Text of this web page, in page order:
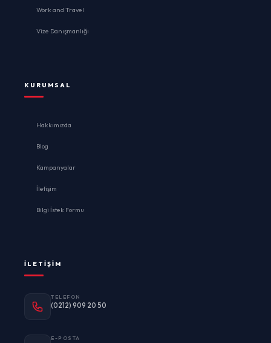
Work and Travel
Vize Danışmanlığı
KURUMSAL
Hakkımızda
Blog
Kampanyalar
İletişim
Bilgi İstek Formu
İLETIŞIM
TELEFON
(0212) 909 20 50
E-POSTA